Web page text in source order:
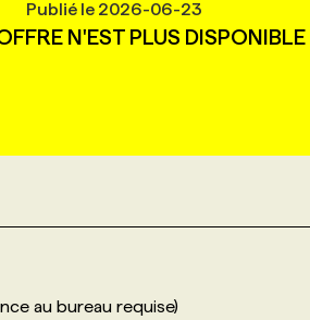
Publié le 2026-06-23
N'EST PLUS DISPONIBLE
au bureau requise)